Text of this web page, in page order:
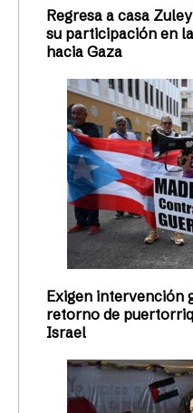
Regresa a casa
su participación en
hacia Gaza
Exigen intervención
retorno de
Israel